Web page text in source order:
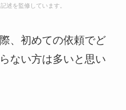
述を監修しています。
、初めての依頼でど
ない方は多いと思い